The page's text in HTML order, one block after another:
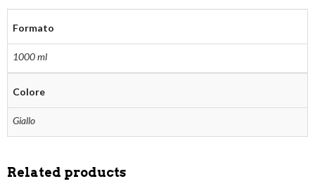
Formato
1000 ml
Colore
Giallo
Related products